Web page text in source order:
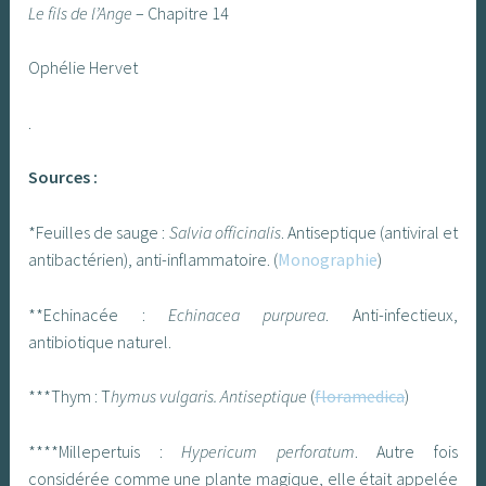
Le fils de l’Ange – Chapitre 14
Ophélie Hervet
Sources :
*Feuilles de sauge : Salvia officinalis. Antiseptique (antiviral et
antibactérien), anti-inflammatoire. (Monographie)
**Echinacée : Echinacea purpurea . Anti-infectieux,
antibiotique naturel.
***Thym : Thymus vulgaris. Antiseptique (floramedica)
****Millepertuis : Hypericum perforatum . Autre fois
considérée comme une plante magique, elle était appelée